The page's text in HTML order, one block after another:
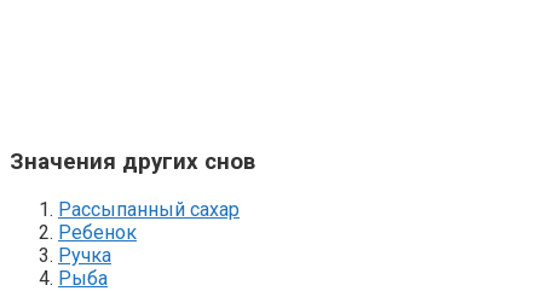
Значения других снов
Рассыпанный сахар
Ребенок
Ручка
Рыба